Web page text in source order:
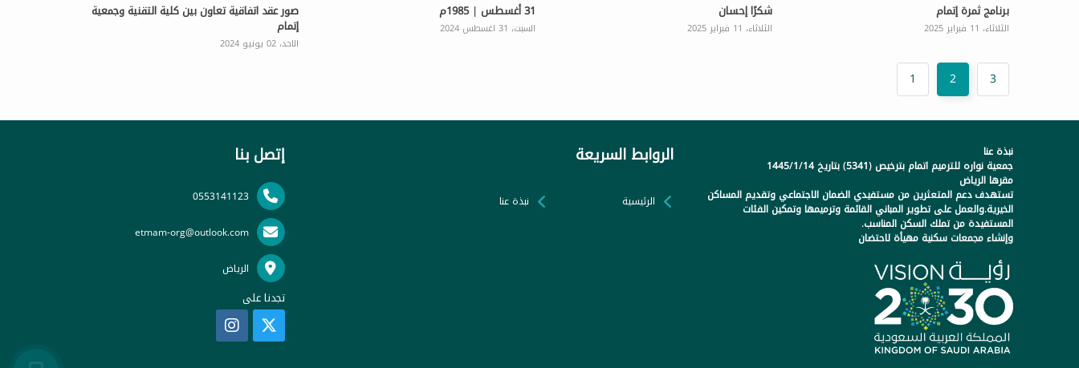
برنامج ثمرة إتمام
الثلاثاء، 11 فبراير 2025
شكرًا إحسان
الثلاثاء، 11 فبراير 2025
31 أغسطس | 1985م
السبت، 31 اغسطس 2024
صور عقد اتفاقية تعاون بين كلية التقنية وجمعية
إتمام
الاحد، 02 يونيو 2024
1 2 3
نبذة عنا
جمعية نواره للترميم اتمام بترخيص (5341) بتاريخ 1445/1/14
مقرها الرياض
تستهدف دعم المتعثرين من مستفيدي الضمان الاجتماعي وتقديم المساكن
الخيرية.والعمل على تطوير المباني القائمة وترميمها وتمكين الفئات
المستفيدة من تملك السكن المناسب.
وإنشاء مجمعات سكنية مهيأة لاحتضان
الروابط السريعة
الرئيسية نبذة عنا
إتصل بنا
0553141123
etmam-org@outlook.com
الرياض
تجدنا على